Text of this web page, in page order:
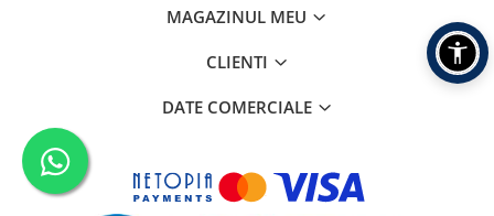
MAGAZINUL MEU
CLIENTI
DATE COMERCIALE